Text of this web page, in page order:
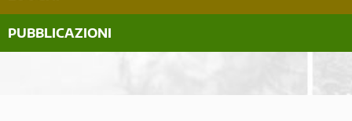
PUBBLICAZIONI